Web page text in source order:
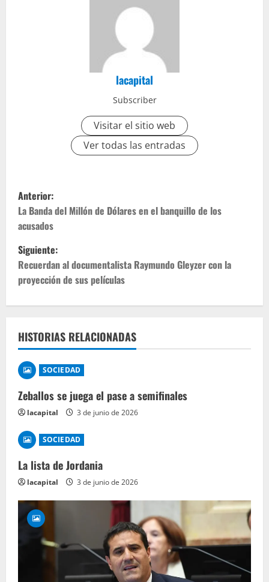
lacapital
Subscriber
Visitar el sitio web
Ver todas las entradas
Anterior:
La Banda del Millón de Dólares en el banquillo de los
acusados
Siguiente:
Recuerdan al documentalista Raymundo Gleyzer con la
proyección de sus películas
HISTORIAS RELACIONADAS
SOCIEDAD
Zeballos se juega el pase a semifinales
lacapital 3 de junio de 2026
SOCIEDAD
La lista de Jordania
lacapital 3 de junio de 2026